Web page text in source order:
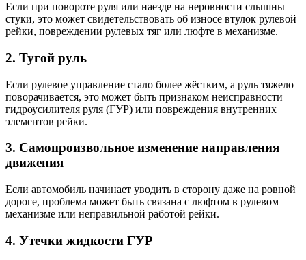
Если при повороте руля или наезде на неровности слышны
стуки, это может свидетельствовать об износе втулок рулевой
рейки, повреждении рулевых тяг или люфте в механизме.
2. Тугой руль
Если рулевое управление стало более жёстким, а руль тяжело
поворачивается, это может быть признаком неисправности
гидроусилителя руля (ГУР) или повреждения внутренних
элементов рейки.
3. Самопроизвольное изменение направления
движения
Если автомобиль начинает уводить в сторону даже на ровной
дороге, проблема может быть связана с люфтом в рулевом
механизме или неправильной работой рейки.
4. Утечки жидкости ГУР